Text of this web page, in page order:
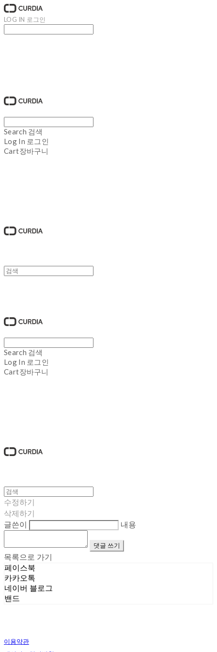
LOG IN 로그인
Search 검색
Log In 로그인
Cart장바구니
Search 검색
Log In 로그인
Cart장바구니
수정하기
삭제하기
글쓴이
내용
댓글 쓰기
목록으로 가기
페이스북
카카오톡
네이버 블로그
밴드
이용약관